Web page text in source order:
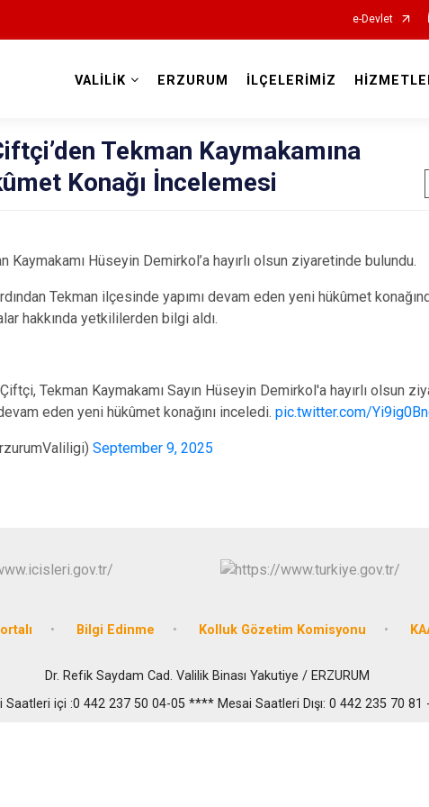
e-Devlet
VALİLİK ERZURUM İLÇELERİMİZ
Tekman Kaymakamına
Konağı İncelemesi
Hüseyin Demirkol’a hayırlı olsun ziyaretinde bulundu.
Tekman ilçesinde yapımı devam eden yeni hükûmet
hakkında yetkililerden bilgi aldı.
Tekman Kaymakamı Sayın Hüseyin Demirkol'a hayırlı olsun
eden yeni hükûmet konağını inceledi. pic.twitter.com/
September 9, 2025
Bilgi Edinme Kolluk Gözetim Komisyonu
Dr. Refik Saydam Cad. Valilik Binası Yakutiye / ERZURUM
Saatleri içi :0 442 237 50 04-05 **** Mesai Saatleri Dışı: 0 442 235 70 81